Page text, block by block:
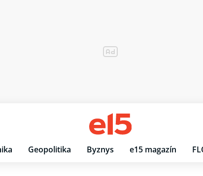
Geopolitika Byznys e15 magazín